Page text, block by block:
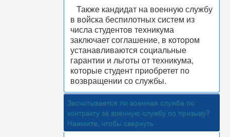
Также кандидат на военную службу
в войска беспилотных систем из
числа студентов техникума
заключает соглашение, в котором
устанавливаются социальные
гарантии и льготы от техникума,
которые студент приобретет по
возвращении со службы.
Засчитывается ли военная служба по
контракту за военную службу по призыву?
Нажмите, чтобы свернуть